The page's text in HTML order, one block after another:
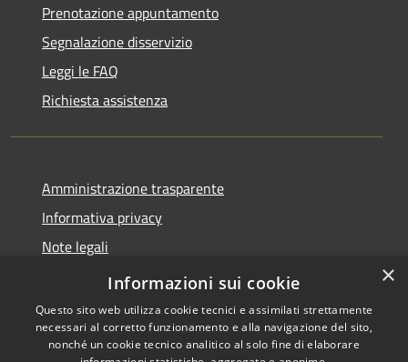
Prenotazione appuntamento
Segnalazione disservizio
Leggi le FAQ
Richiesta assistenza
Amministrazione trasparente
Informativa privacy
Note legali
Dichiarazione di accessibilità
×
Informazioni sui cookie
Questo sito web utilizza cookie tecnici e assimilati strettamente
necessari al corretto funzionamento e alla navigazione del sito,
nonché un cookie tecnico analitico al solo fine di elaborare